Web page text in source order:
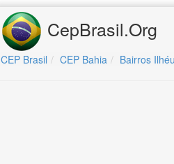
CepBrasil.Org
CEP Brasil CEP Bahia Bairros